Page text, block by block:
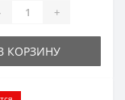
+
КОРЗИНУ